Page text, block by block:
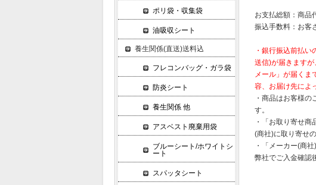
お支払総額：商品
振込手数料：お客
・銀行振込前払
送信)が届きます
メール」が届くま
容、お届け先によ
・商品はお客様の
す。
・「お取り寄せ
(商社)に取り寄せ
・「メーカー(商
弊社でご入金確認
ポリ袋・収集袋
油吸収シート
養生関係(直送)送料込
フレコンバッグ・ガラ袋
防炎シート
養生関係 他
アスベスト廃棄用袋
ブルーシート/ホワイトシ
ート
スパッタシート